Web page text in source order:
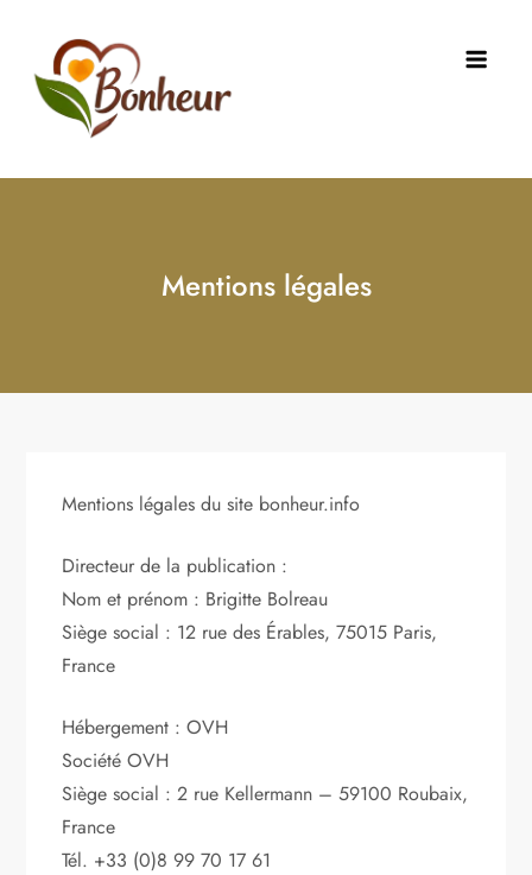
content
Mentions légales
Mentions légales du site bonheur.info
Directeur de la publication :
Nom et prénom : Brigitte Bolreau
Siège social : 12 rue des Érables, 75015 Paris,
France
Hébergement : OVH
Société OVH
Siège social : 2 rue Kellermann – 59100 Roubaix,
France
Tél. +33 (0)8 99 70 17 61